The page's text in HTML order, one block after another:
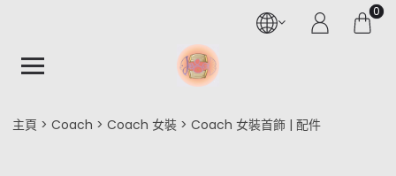
0
主頁 Coach Coach 女裝 Coach 女裝首飾 | 配件